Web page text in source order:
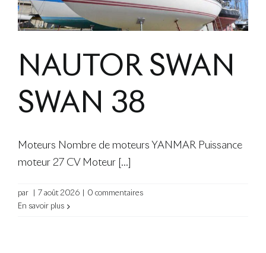
NAUTOR SWAN
SWAN 38
Moteurs Nombre de moteurs YANMAR Puissance
moteur 27 CV Moteur [...]
par 7 août 2026
0 commentaires
En savoir plus